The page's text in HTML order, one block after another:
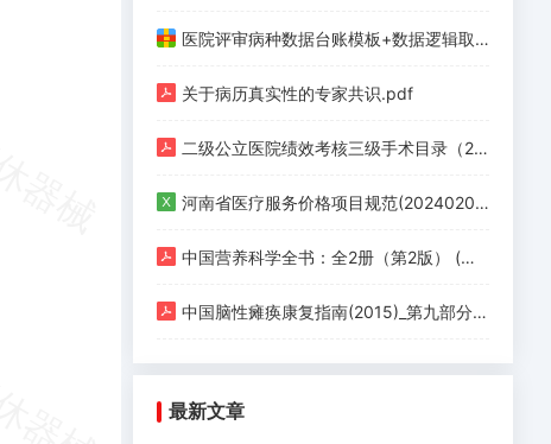
医院评审病种数据台账模板+数据逻辑取值清单+政策汇编.zip
关于病历真实性的专家共识.pdf
二级公立医院绩效考核三级手术目录（2020版）.pdf
河南省医疗服务价格项目规范(20240201版).xlsx
中国营养科学全书：全2册（第2版） (杨月欣，葛可佑) (Z-Library).pdf
中国脑性瘫痪康复指南(2015)_第九部分 第四章 脑性瘫痪的康复治疗 第六节 其他治疗方法的应用.pdf
最新文章